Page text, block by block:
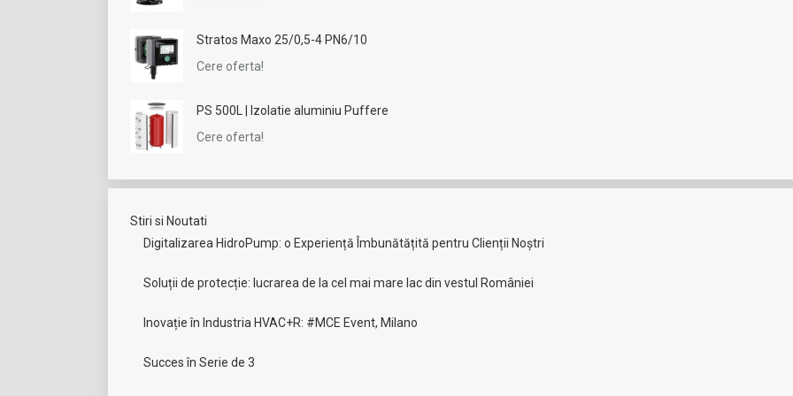
Stratos Maxo 25/0,5-4 PN6/10
Cere oferta!
PS 500L | Izolatie aluminiu Puffere
Cere oferta!
Stiri si Noutati
Digitalizarea HidroPump: o Experiență Îmbunătățită pentru Clienții Noștri
Soluții de protecție: lucrarea de la cel mai mare lac din vestul României
Inovație în Industria HVAC+R: #MCE Event, Milano
Succes în Serie de 3